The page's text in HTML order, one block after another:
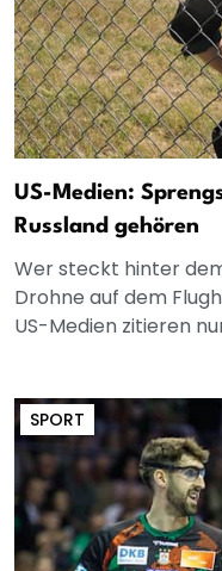
US-Medien:
Russland gehören
Wer steckt hinter
Drohne auf dem
US-Medien zitieren
SPORT